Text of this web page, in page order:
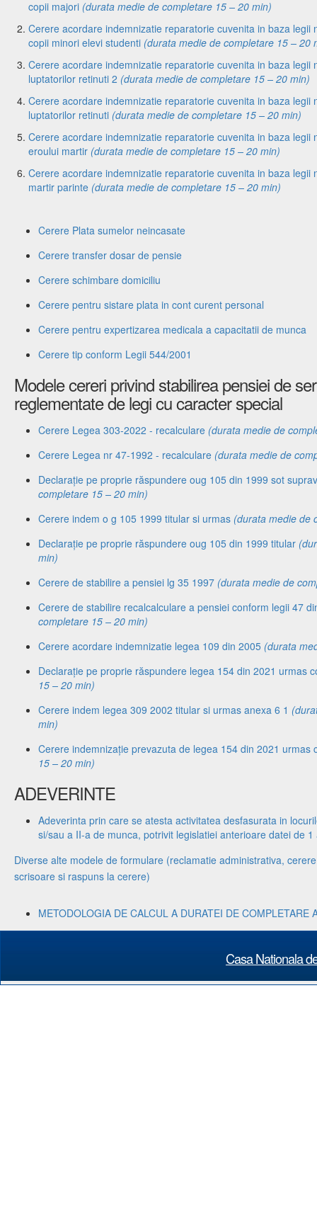
copii majori (durata medie de completare 15 – 20 min)
Cerere acordare indemnizatie reparatorie cuvenita in baza
copii minori elevi studenti (durata medie de completare 15 – 20
Cerere acordare indemnizatie reparatorie cuvenita in baza legii
luptatorilor retinuti 2 (durata medie de completare 15 – 20 min)
Cerere acordare indemnizatie reparatorie cuvenita in baza legii
luptatorilor retinuti (durata medie de completare 15 – 20 min)
Cerere acordare indemnizatie reparatorie cuvenita in baza legii
eroului martir (durata medie de completare 15 – 20 min)
Cerere acordare indemnizatie reparatorie cuvenita in baza legii
martir parinte (durata medie de completare 15 – 20 min)
Cerere Plata sumelor neincasate
Cerere transfer dosar de pensie
Cerere schimbare domiciliu
Cerere pentru sistare plata in cont curent personal
Cerere pentru expertizarea medicala a capacitatii de munca
Cerere tip conform Legii 544/2001
Modele cereri privind stabilirea pensiei de
reglementate de legi cu caracter special
Cerere Legea 303-2022 - recalculare (durata medie de
Cerere Legea nr 47-1992 - recalculare (durata medie de
Declarație pe proprie răspundere oug 105 din 1999 sot
completare 15 – 20 min)
Cerere indem o g 105 1999 titular si urmas (durata medie de
Declarație pe proprie răspundere oug 105 din 1999 titular
min)
Cerere de stabilire a pensiei lg 35 1997 (durata medie de
Cerere de stabilire recalcalculare a pensiei conform legii 47
completare 15 – 20 min)
Cerere acordare indemnizatie legea 109 din 2005 (durata
Declarație pe proprie răspundere legea 154 din 2021 urmas
15 – 20 min)
Cerere indem legea 309 2002 titular si urmas anexa 6 1
min)
Cerere indemnizație prevazuta de legea 154 din 2021 urmas
15 – 20 min)
ADEVERINTE
Adeverinta prin care se atesta activitatea desfasurata in
si/sau a II-a de munca, potrivit legislatiei anterioare datei de 1
Diverse alte modele de formulare (reclamatie administrativa,
scrisoare si raspuns la cerere)
METODOLOGIA DE CALCUL A DURATEI DE COMPLETARE
Casa Nationala